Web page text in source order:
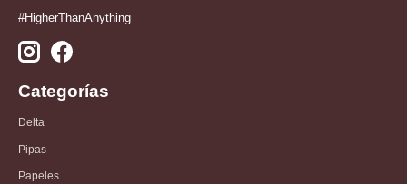
#HigherThanAnything
Categorías
Delta
Pipas
Papeles